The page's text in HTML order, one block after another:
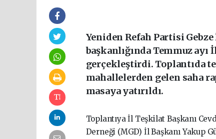
Yeniden Refah Partisi
başkanlığında Temmuz ayı
gerçekleştirdi. Toplantıda
mahallelerden gelen saha
masaya yatırıldı.
Toplantıya İl Teşkilat Başkanı
Derneği (MGD) İl Başkanı Yakup